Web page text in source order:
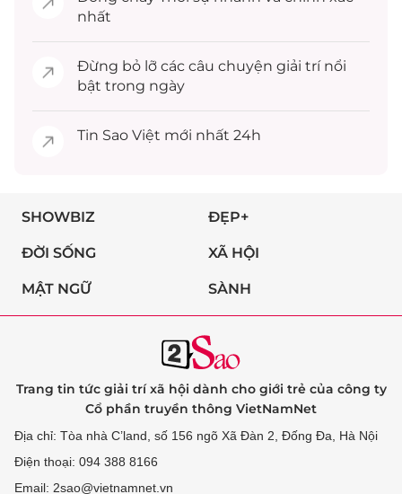
nhất
Đừng bỏ lỡ các câu chuyện giải trínổi
bật trong ngày
Tin Sao Việt mới nhất 24h
SHOWBIZ ĐẸP+
ĐỜI SỐNG XÃ HỘI
MẬT NGỮ SÀNH
Trang tin tức giải trí xã hội dành cho giới trẻ của công ty
Cổ phần truyền thông VietNamNet
Địa chỉ: Tòa nhà C’land, số 156 ngõ Xã Đàn 2, Đống Đa, Hà Nội
Điện thoại: 094 388 8166
Email: 2sao@vietnamnet.vn